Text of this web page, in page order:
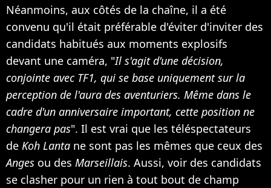
Néanmoins, aux côtés de la chaîne, il a été
convenu qu'il était préférable d'éviter d'inviter des
candidats habitués aux moments explosifs
devant une caméra, "Il s'agit d'une décision,
conjointe avec TF1, qui se base uniquement sur la
perception de l'aura des aventuriers. Même dans le
cadre d'un anniversaire important, cette position ne
changera pas". Il est vrai que les téléspectateurs
de Koh Lanta ne sont pas les mêmes que ceux des
Anges ou des Marseillais. Aussi, voir des candidats
se clasher pour un rien à tout bout de champ